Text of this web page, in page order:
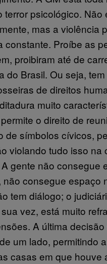
terror psicológico. Não
mas a violência
constante. Proíbe as
proibiram até de
do Brasil. Ou seja, tem
de direitos
muito
o direito de
de símbolos cívicos,
violando tudo isso na
gente não consegue
não consegue espaço
tem diálogo; o
vez, está muito
A última decisão
um lado, permitindo a
casas em que houve